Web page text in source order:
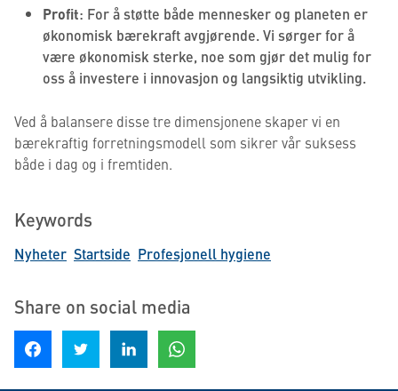
Profit: For å støtte både mennesker og planeten er
økonomisk bærekraft avgjørende. Vi sørger for å
være økonomisk sterke, noe som gjør det mulig for
oss å investere i innovasjon og langsiktig utvikling.
Ved å balansere disse tre dimensjonene skaper vi en
bærekraftig forretningsmodell som sikrer vår suksess
både i dag og i fremtiden.
Keywords
Nyheter Startside Profesjonell hygiene
Share on social media
Share on Facebook Share on Twitter Share on LinkedIn